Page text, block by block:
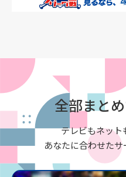
全部まと
テレビもネット
あなたに合わせた